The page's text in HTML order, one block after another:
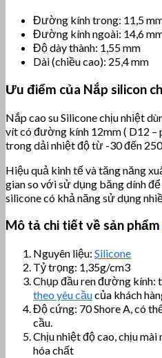
Đường kính trong: 11,5
Đường kính ngoài: 14,6
Độ dày thành: 1,55 mm
Dài (chiều cao): 25,4 mm
Ưu điểm của Nắp silicon
Nắp cao su Silicone chịu nhiệt
vít có đường kính 12mm ( D12 –
trong dải nhiệt độ từ -30 đến 250
Hiệu quả kinh tế và tăng năng
gian so với sử dụng băng dính
silicone có khả năng sử dụng
Mô tả chi tiết về sản phẩm
Nguyên liệu: Silicone
Tỷ trọng: 1,35g/cm3
Chụp đầu ren đường kính:
theo yêu cầucủa khách
Độ cứng: 70 Shore A, có
cầu.
Chịu nhiệt độ cao, chịu mài
hóa chất